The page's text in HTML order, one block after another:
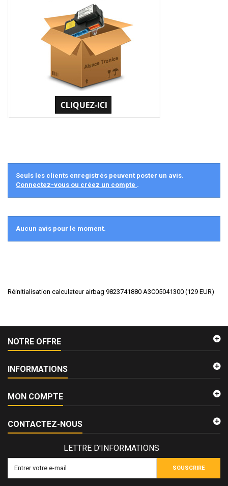
Seuls les clients enregistrés peuvent poster un avis.
Connectez-vous ou créez un compte .
Aucun avis pour le moment.
Réinitialisation calculateur airbag 9823741880 A3C05041300 (129 EUR)
NOTRE OFFRE
INFORMATIONS
MON COMPTE
CONTACTEZ-NOUS
LETTRE D'INFORMATIONS
SOUSCRIRE